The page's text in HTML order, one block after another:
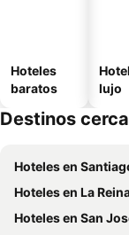
Hoteles
baratos
lujo
Destinos
Hoteles en
Hoteles en La
Hoteles en San